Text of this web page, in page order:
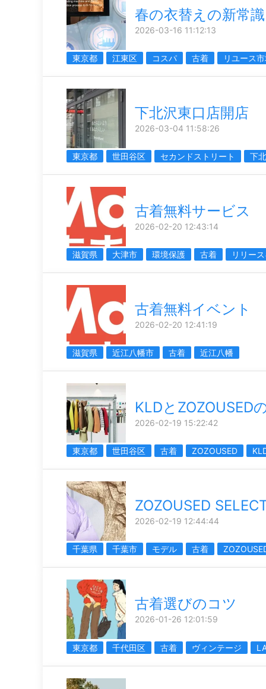
春の衣替えの新常識
2026-03-16 11:12:13
東京都 江東区 コスパ 古着 リユース
下北沢東口店開店
2026-03-04 11:58:26
東京都 世田谷区 セカンドストリート 下
古着無料サービス
2026-02-20 12:43:14
滋賀県 大津市 環境保護 古着 リリー
古着無料イベント
2026-02-20 12:41:19
滋賀県 近江八幡市 古着 近江八幡
KLDとZOZOUSED
2026-02-19 15:22:42
東京都 世田谷区 古着 ZOZOUSED
ZOZOUSED
2026-02-19 12:44:44
千葉県 千葉市 モデル 古着
古着選びのコツ
2026-01-26 12:01:59
東京都 千代田区 古着 ヴィンテージ